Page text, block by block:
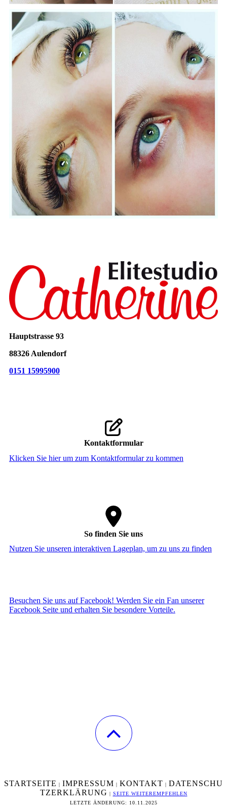
Hauptstrasse 93
88326 Aulendorf
0151 15995900
Kontaktformular
Klicken Sie hier um zum Kon­takt­for­mu­lar zu kommen
So finden Sie uns
Nutzen Sie unseren interaktiven La­ge­plan, um zu uns zu finden
Besuchen Sie uns auf Facebook! Werden Sie ein Fan unserer
Facebook Seite und erhalten Sie besondere Vorteile.
STARTSEITE | IMPRESSUM | KONTAKT | DATENSCHU
TZERKLÄRUNG | SEITE WEITEREMPFEHLEN
LETZTE ÄNDERUNG: 10.11.2025